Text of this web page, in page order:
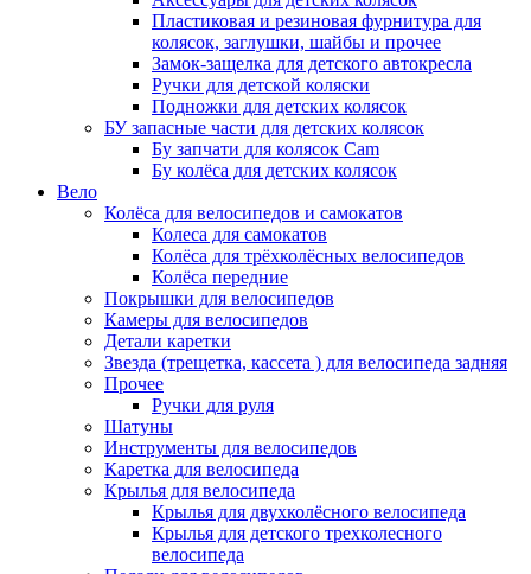
Пластиковая и резиновая фурнитура для
колясок, заглушки, шайбы и прочее
Замок-защелка для детского автокресла
Ручки для детской коляски
Подножки для детских колясок
БУ запасные части для детских колясок
Бу запчати для колясок Cam
Бу колёса для детских колясок
Вело
Колёса для велосипедов и самокатов
Колеса для самокатов
Колёса для трёхколёсных велосипедов
Колёса передние
Покрышки для велосипедов
Камеры для велосипедов
Детали каретки
Звезда (трещетка, кассета ) для велосипеда задняя
Прочее
Ручки для руля
Шатуны
Инструменты для велосипедов
Каретка для велосипеда
Крылья для велосипеда
Крылья для двухколёсного велосипеда
Крылья для детского трехколесного
велосипеда